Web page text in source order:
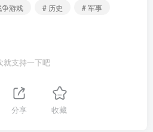
争游戏 # 历史
# 军事
就支持一下吧
分享 收藏